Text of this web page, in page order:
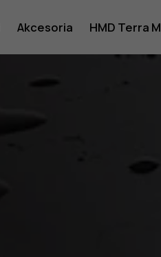
Akcesoria HMD Terra M